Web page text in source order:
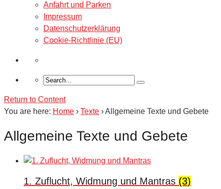
Anfahrt und Parken
Impressum
Datenschutzerklärung
Cookie-Richtlinie (EU)
Return to Content
You are here: Home › Texte ›Allgemeine Texte und Gebete
Allgemeine Texte und Gebete
1. Zuflucht, Widmung und Mantras (3)